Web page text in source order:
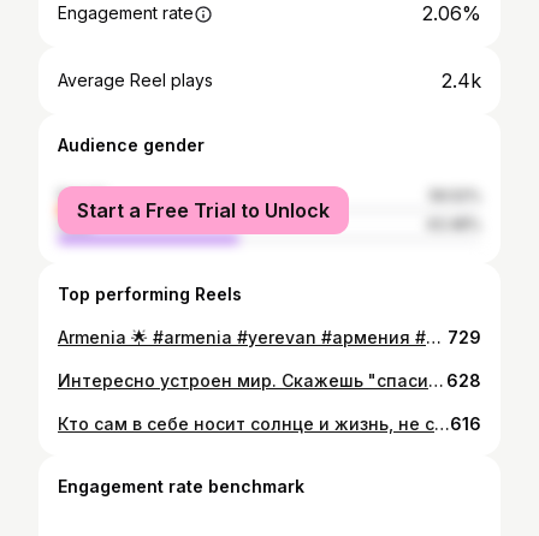
Engagement rate 2.06%
Average Reel plays 2.4k
Audience gender
female
male
Start a Free Trial to Unlock
Top performing Reels
Armenia 🌟 #armenia #yerevan #армения #ереван #армениямоя #armeniangirl #top #picoftheday #city #restaurant #evening #армения🇦🇲 #ереван🇦🇲 #sunset 729
Интересно устроен мир. Скажешь "спасибо ты" - скажут "спасибо" тебе. Улыбнешься ты - улыбнутся тебе. Все хорошее начинается только с тебя 😉 628
Кто сам в себе носит солнце и жизнь, не станет искать света где-то на стороне…💛 к нему всё тянется616
Engagement rate benchmark